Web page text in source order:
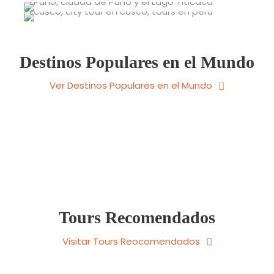
VIEW ALL TOURS
Destinos Populares en el Mundo
Ver Destinos Populares en el Mundo
Tours Recomendados
Visitar Tours Reocomendados